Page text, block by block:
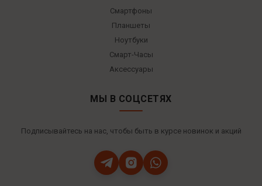
Смартфоны
Планшеты
Ноутбуки
Смарт-Часы
Аксессуары
МЫ В СОЦСЕТЯХ
Подписывайтесь на нас, чтобы быть в курсе новинок и акций